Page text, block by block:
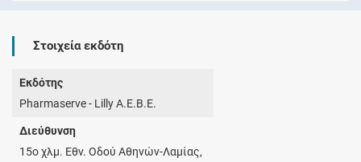
Στοιχεία εκδότη
Εκδότης
Pharmaserve - Lilly Α.Ε.Β.Ε.
Διεύθυνση
15ο χλμ. Εθν. Οδού Αθηνών-Λαμίας,